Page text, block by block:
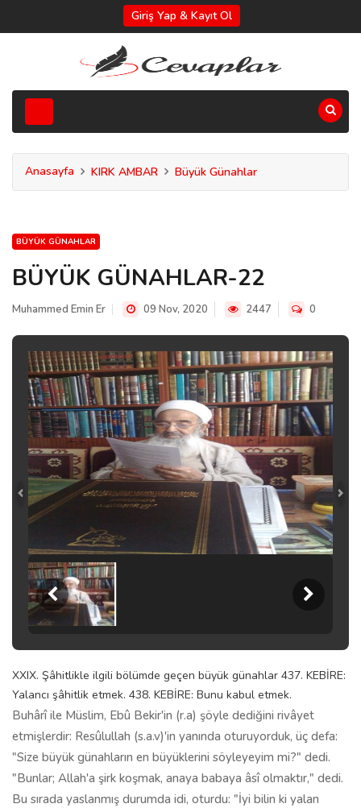
Giriş Yap & Kayıt Ol
Anasayfa KIRK AMBAR Büyük Günahlar
BÜYÜK GÜNAHLAR
BÜYÜK GÜNAHLAR-22
Muhammed Emin Er 09 Nov, 2020 2447 0
XXIX. Şâhitlikle ilgili bölümde geçen büyük günahlar 437. KEBİRE:
Yalancı şâhitlik etmek. 438. KEBİRE: Bunu kabul etmek.
Buhârî ile Müslim, Ebû Bekir'in (r.a) şöyle dediğini rivâyet
etmişlerdir: Resûlullah (s.a.v)'in yanında oturuyorduk, üç defa:
"Size büyük günahların en büyüklerini söyleyeyim mi?" dedi.
"Bunlar; Allah'a şirk koşmak, anaya babaya âsî olmaktır," dedi.
Bu sırada yaslanmış durumda idi, oturdu: "İyi bilin ki yalan